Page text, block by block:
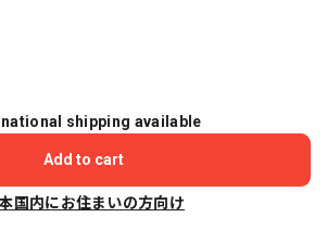
shipping available
Add to cart
国内にお住まいの方向け